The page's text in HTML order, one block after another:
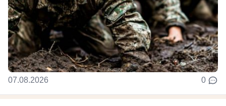
07.08.2026 0